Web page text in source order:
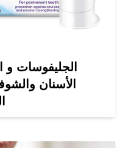
الجليفوسات و
الأسنان